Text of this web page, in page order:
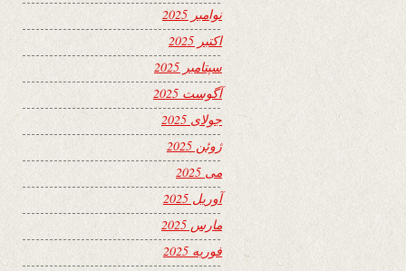
نوامبر 2025
اکتبر 2025
سپتامبر 2025
آگوست 2025
جولای 2025
ژوئن 2025
می 2025
آوریل 2025
مارس 2025
فوریه 2025